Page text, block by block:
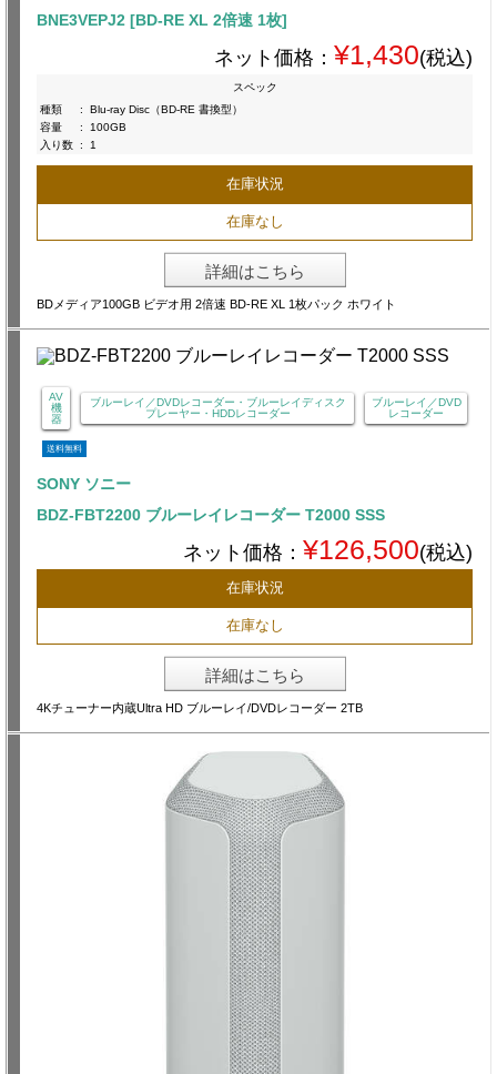
BNE3VEPJ2 [BD-RE XL 2倍速 1枚]
ネット価格： ¥1,430(税込)
スペック
種類
:
Blu-ray Disc（BD-RE 書換型）
容量
:
100GB
入り数 : 1
在庫状況
在庫なし
詳細はこちら
BDメディア100GB ビデオ用 2倍速 BD-RE XL 1枚パック ホワイト
AV
機
器
ブルーレイ／DVDレコーダー・ブルーレイディスク
プレーヤー・HDDレコーダー
ブルーレイ／DVD
レコーダー
送料無料
SONY ソニー
BDZ-FBT2200 ブルーレイレコーダー T2000 SSS
ネット価格： ¥126,500(税込)
在庫状況
在庫なし
詳細はこちら
4Kチューナー内蔵Ultra HD ブルーレイ/DVDレコーダー 2TB